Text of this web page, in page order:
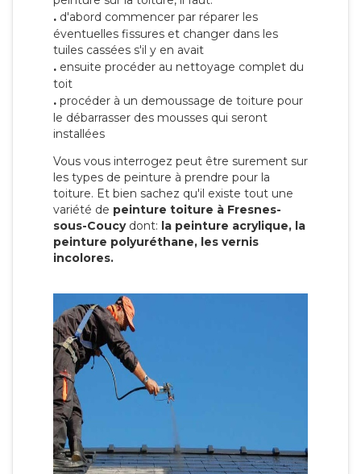
. d'abord commencer par réparer les
éventuelles fissures et changer dans les
tuiles cassées s'il y en avait
. ensuite procéder au nettoyage complet du
toit
. procéder à un demoussage de toiture pour
le débarrasser des mousses qui seront
installées
Vous vous interrogez peut être surement sur
les types de peinture à prendre pour la
toiture. Et bien sachez qu'il existe tout une
variété de peinture toiture à Fresnes-
sous-Coucy dont: la peinture acrylique, la
peinture polyuréthane, les vernis
incolores.